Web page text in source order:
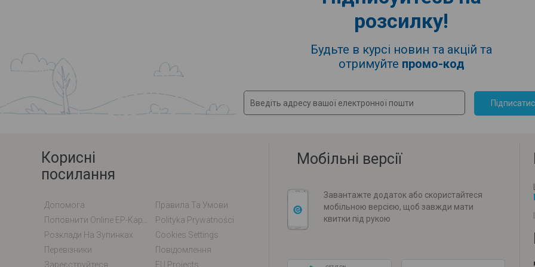
розсилку!
Будьте в курсі новин та акцій та
отримуйте промо-код
Корисні
посилання
Допомога
Правила Та Умови
Polityka Prywatności
Розклади На Зупинках
Cookies Settings
Перевізники
Повідомлення
Зареєструйтеся
EU Projects
Мобільні версії
Завантажте додаток або скористайтеся
мобільною версією, щоб завжди мати
квитки під рукою